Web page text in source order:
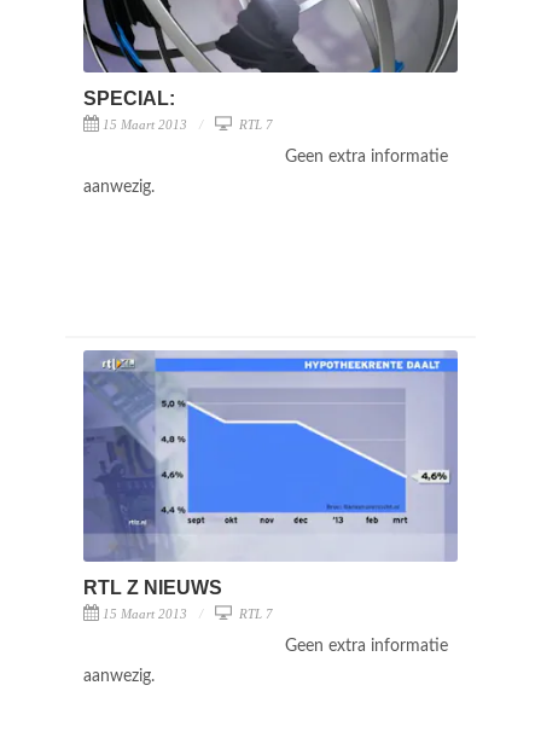
SPECIAL:
15 Maart 2013 RTL 7
Geen extra informatie
aanwezig.
RTL Z NIEUWS
15 Maart 2013 RTL 7
Geen extra informatie
aanwezig.